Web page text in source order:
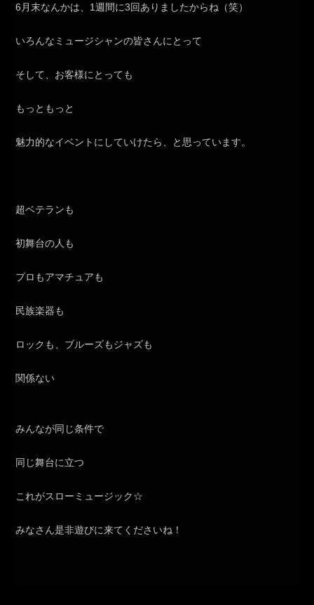
6月末なんかは、1週間に3回ありましたからね（笑）
いろんなミュージシャンの皆さんにとって
そして、お客様にとっても
もっともっと
魅力的なイベントにしていけたら、と思っています。
超ベテランも
初舞台の人も
プロもアマチュアも
民族楽器も
ロックも、ブルーズもジャズも
関係ない
みんなが同じ条件で
同じ舞台に立つ
これがスローミュージック☆
みなさん是非遊びに来てくださいね！